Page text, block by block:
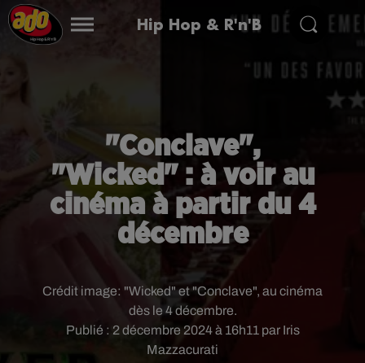
Hip Hop & R'n'B
"Conclave",
"Wicked" : à voir au
cinéma à partir du 4
décembre
Publié : 2 décembre 2024 à 16h11 par Iris
Mazzacurati
Crédit image: "Wicked" et "Conclave", au cinéma
dès le 4 décembre.